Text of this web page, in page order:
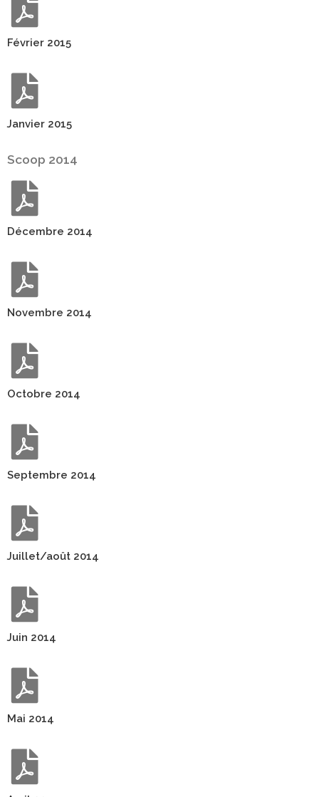
Février 2015
Janvier 2015
Scoop 2014
Décembre 2014
Novembre 2014
Octobre 2014
Septembre 2014
Juillet/août 2014
Juin 2014
Mai 2014